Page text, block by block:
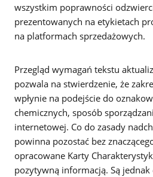
wszystkim poprawności
prezentowanych na etykietach
na platformach sprzedażowych.
Przegląd wymagań tekstu
pozwala na stwierdzenie, że
wpłynie na podejście do
chemicznych, sposób
internetowej. Co do zasady
powinna pozostać bez
opracowane Karty
pozytywną informacją. Są